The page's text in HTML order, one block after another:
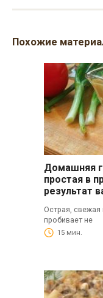
Похожие
Домашняя
простая в
результат
Острая, свежая
пробивает не
15 мин.